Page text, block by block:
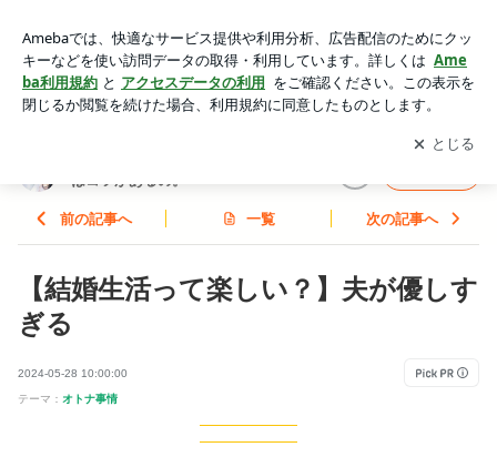
も、うまくやるにはコツがあるの。
アプリをダウンロードして ブログの更新通知
を受け取りまし
ょう。
開く
はコツがあるの。
前の記事へ 一覧 次の記事へ
【結婚生活って楽しい？】夫が優しす
ぎる
2024-05-28 10:00:00
テーマ： オトナ事情